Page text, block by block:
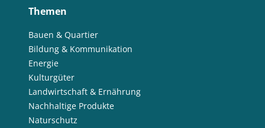
Themen
Bauen & Quartier
Bildung & Kommunikation
Energie
Kulturgüter
Landwirtschaft & Ernährung
Nachhaltige Produkte
Naturschutz